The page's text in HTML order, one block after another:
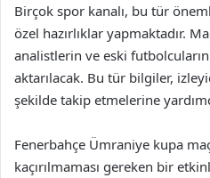
Birçok spor kanalı, bu tür
özel hazırlıklar yapmaktadır.
analistlerin ve eski
aktarılacak. Bu tür bilgiler,
şekilde takip etmelerine
Fenerbahçe Ümraniye kupa
kaçırılmaması gereken bir